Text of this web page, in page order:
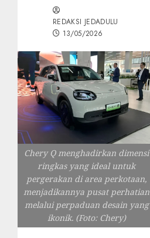
REDAKSI JEDADULU
13/05/2026
Chery Q menghadirkan dimensi
ringkas yang ideal untuk
pergerakan di area perkotaan,
menjadikannya pusat perhatian
melalui perpaduan desain yang
ikonik. (Foto: Chery)